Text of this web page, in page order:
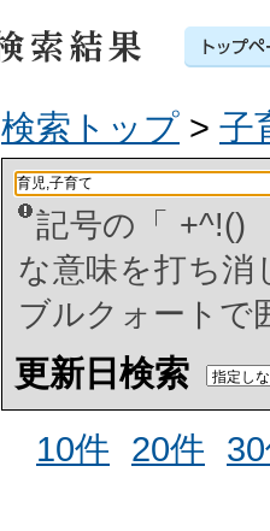
検索トップ > 子
記号の「 +^!()
な意味を打ち
ブルクォートで
更新日検索
10件
20件